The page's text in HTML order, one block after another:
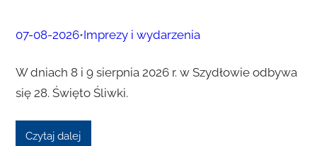
07-08-2026•Imprezy i wydarzenia
W dniach 8 i 9 sierpnia 2026 r. w Szydłowie odbywa
się 28. Święto Śliwki.
Czytaj dalej